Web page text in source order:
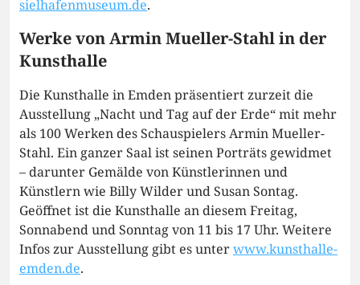
sielhafenmuseum.de.
Werke von Armin Mueller-Stahl in der
Kunsthalle
Die Kunsthalle in Emden präsentiert zurzeit die
Ausstellung „Nacht und Tag auf der Erde“ mit mehr
als 100 Werken des Schauspielers Armin Mueller-
Stahl. Ein ganzer Saal ist seinen Porträts gewidmet
– darunter Gemälde von Künstlerinnen und
Künstlern wie Billy Wilder und Susan Sontag.
Geöffnet ist die Kunsthalle an diesem Freitag,
Sonnabend und Sonntag von 11 bis 17 Uhr. Weitere
Infos zur Ausstellung gibt es unterwww.kunsthalle-
emden.de.